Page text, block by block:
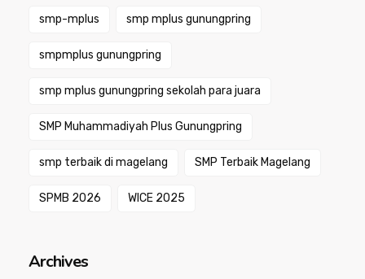
smp-mplus smp mplus gunungpring
smpmplus gunungpring
smp mplus gunungpring sekolah para juara
SMP Muhammadiyah Plus Gunungpring
smp terbaik di magelang SMP Terbaik Magelang
SPMB 2026 WICE 2025
Archives